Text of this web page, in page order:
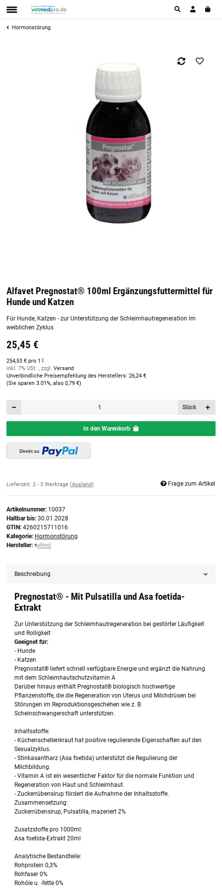
Hormonstörung
Alfavet Pregnostat® 100ml Ergänzungsfuttermittel für
Hunde und Katzen
Für Hunde, Katzen - zur Unterstützung der Schleimhautregeneration im
weiblichen Zyklus
25,45 €
254,53 € pro 1 l
inkl. 7% USt. , zzgl. Versand
Unverbindliche Preisempfehlung des Herstellers: 26,24 €
(Sie sparen 3.01%, also 0,79 €)
Stück
In den Warenkorb
Lieferzeit: 2 - 3 Werktage (Ausland) Frage zum Artikel
Artikelnummer: 10037
Haltbar bis: 30.01.2028
GTIN: 4260215711016
Kategorie: Hormonstörung
Hersteller:
Beschreibung
Pregnostat® - Mit Pulsatilla und Asa foetida-
Extrakt
Zur Unterstützung der Schleimhautregeneration bei gestörter Läufigkeit
und Rolligkeit
Geeignet für:
- Hunde
- Katzen
Pregnostat® liefert schnell verfügbare Energie und ergänzt die Nahrung
mit dem Schleimhautschutzvitamin A
Darüber hinaus enthält Pregnostat® biologisch hochwertige
Pflanzenstoffe, die die Regeneration von Uterus und Milchdrüsen bei
Störungen im Reproduktionsgeschehen wie z. B.
Scheinschwangerschaft unterstützen.
Inhaltsstoffe:
- Küchenschellenkraut hat positive regulierende Eigenschaften auf den
Sexualzyklus.
- Stinkasantharz (Asa foetida) unterstützt die Regulierung der
Milchbildung.
- Vitamin A ist ein wesentlicher Faktor für die normale Funktion und
Regeneration von Haut und Schleimhaut.
- Zuckerrübensirup fördert die Aufnahme der Inhaltsstoffe.
Zusammensetzung:
Zuckerrübensirup, Pulsatilla, mazeriert 2%
Zusatzstoffe pro 1000ml:
Asa foetida-Extrakt 20ml
Analytische Bestandteile:
Rohprotein 0,3%
Rohfaser 0%
Rohöle u. -fette 0%